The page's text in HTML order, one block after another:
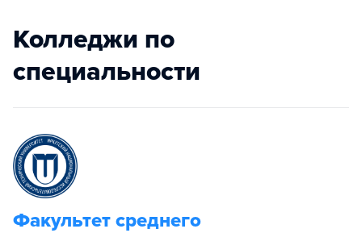
Колледжи по
специальности
Факультет среднего